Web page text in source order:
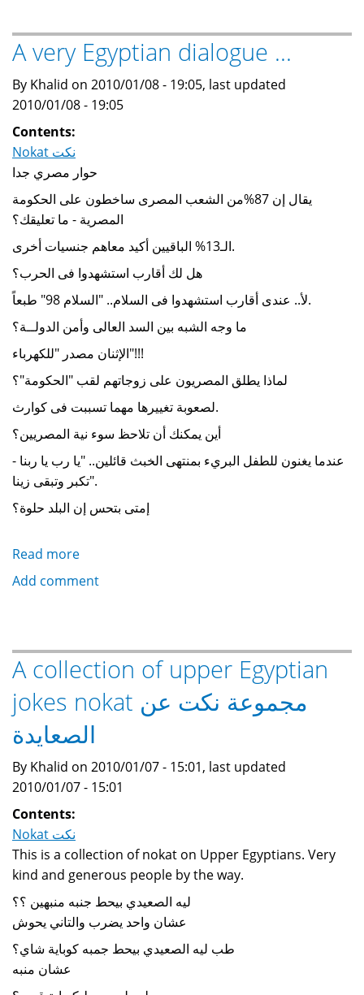
A very Egyptian dialogue ...
By Khalid on 2010/01/08 - 19:05, last updated
2010/01/08 - 19:05
Contents:
Nokat نكت
حوار مصري جدا
يقال إن 87%من الشعب المصرى ساخطون على الحكومة
المصرية - ما تعليقك؟
الـ13% الباقيين أكيد معاهم جنسيات أخرى.
هل لك أقارب استشهدوا فى الحرب؟
لأ.. عندى أقارب استشهدوا فى السلام.. "السلام 98" طبعاً.
ما وجه الشبه بين السد العالى وأمن الدولــة؟
الإثنان مصدر "للكهرباء"!!!
لماذا يطلق المصريون على زوجاتهم لقب "الحكومة"؟
لصعوبة تغييرها مهما تسببت فى كوارث.
أين يمكنك أن تلاحظ سوء نية المصريين؟
عندما يغنون للطفل البريء بمنتهى الخبث قائلين.. "يا رب يا ربنا -
تكبر وتبقى زينا".
إمتى بتحس إن البلد حلوة؟
Read more
A
...
Add comment
A collection of upper Egyptian
jokes nokat مجموعة نكت عن
الصعايدة
By Khalid on 2010/01/07 - 15:01, last updated
2010/01/07 - 15:01
Contents:
Nokat نكت
This is a collection of nokat on Upper Egyptians. Very
kind and generous people by the way.
ليه الصعيدي بيحط جنبه منبهين ؟؟
عشان واحد يضرب والتاني يحوش
طب ليه الصعيدي بيحط جمبه كوباية شاي؟
عشان منبه